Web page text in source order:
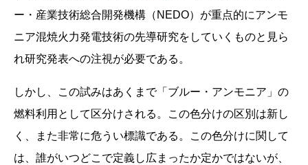
ー・産業技術総合開発機構（NEDO）が重点的にアンモ
ニア混焼火力発電技術の先導研究をしていくものと見ら
れ研究発表への注視が必要である。
しかし、この試みはあくまで「ブルー・アンモニア」の
燃料利用として区分けされる。この色分けの区別は新し
く、また非常に危うい標識である。この色分けに関して
は、誰がいつどこで定義し広まったか定かではないが、